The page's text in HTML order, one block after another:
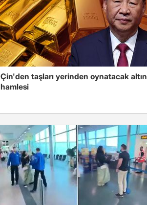
Çin'den taşları yerinden oynatacak altın
hamlesi